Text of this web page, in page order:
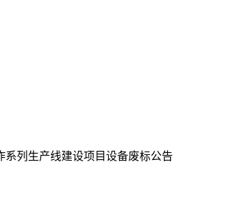
列生产线建设项目设备废标公告